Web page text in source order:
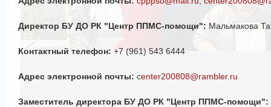
Директор БУ ДО РК "Центр ППМС-помощи": Мальмакова
Контактный телефон: +7 (961) 543 6444
Адрес электронной почты: сenter200808@rambler.ru
Заместитель директора БУ ДО РК "Центр ППМС-помощи":